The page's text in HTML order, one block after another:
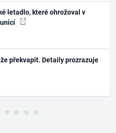
letadlo, které ohrožoval v
překvapit. Detaily prozrazuje